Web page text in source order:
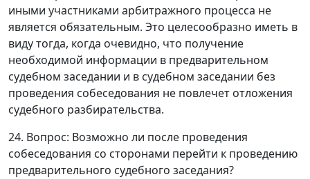
иными участниками арбитражного процесса не
является обязательным. Это целесообразно иметь в
виду тогда, когда очевидно, что получение
необходимой информации в предварительном
судебном заседании и в судебном заседании без
проведения собеседования не повлечет отложения
судебного разбирательства.
24. Вопрос: Возможно ли после проведения
собеседования со сторонами перейти к проведению
предварительного судебного заседания?